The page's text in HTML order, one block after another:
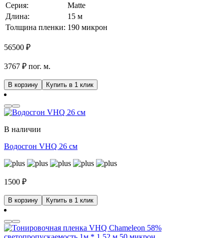
Серия:
Matte
Длина:
15 м
Толщина пленки: 190 микрон
56500 ₽
3767 ₽ пог. м.
В корзину Купить в 1 клик
В наличии
Водосгон VHQ 26 см
1500 ₽
В корзину Купить в 1 клик